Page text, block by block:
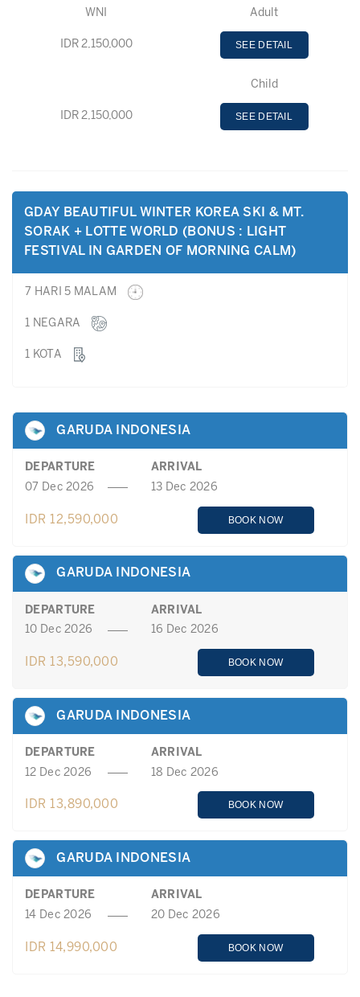
WNI Adult
IDR 2,150,000 SEE DETAIL
Child
IDR 2,150,000 SEE DETAIL
GDAY BEAUTIFUL WINTER KOREA SKI & MT.
SORAK + LOTTE WORLD (BONUS : LIGHT
FESTIVAL IN GARDEN OF MORNING CALM)
7 HARI 5 MALAM
1 NEGARA
1 KOTA
GARUDA INDONESIA
DEPARTURE
ARRIVAL
07 Dec 2026
13 Dec 2026
IDR 12,590,000 BOOK NOW
GARUDA INDONESIA
DEPARTURE
ARRIVAL
10 Dec 2026
16 Dec 2026
IDR 13,590,000 BOOK NOW
GARUDA INDONESIA
DEPARTURE
ARRIVAL
12 Dec 2026
18 Dec 2026
IDR 13,890,000 BOOK NOW
GARUDA INDONESIA
DEPARTURE
ARRIVAL
14 Dec 2026
20 Dec 2026
IDR 14,990,000 BOOK NOW